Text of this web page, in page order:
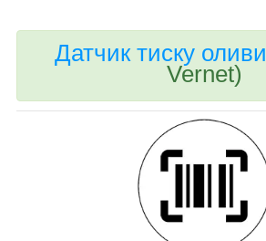
Датчик тиску оливи
Vernet)